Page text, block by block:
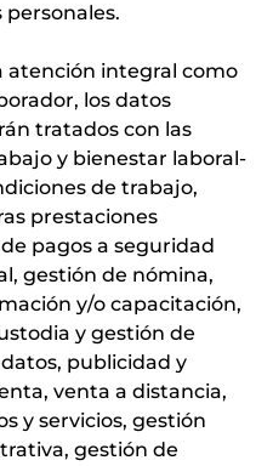
atención integral como
los datos
tratados con las
y bienestar laboral-
de trabajo,
prestaciones
pagos a seguridad
gestión de nómina,
y/o capacitación,
y gestión de
publicidad y
venta a distancia,
y servicios, gestión
gestión de